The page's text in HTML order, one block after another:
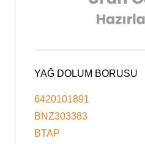
YAĞ DOLUM BORUSU
6420101891
BNZ303383
BTAP